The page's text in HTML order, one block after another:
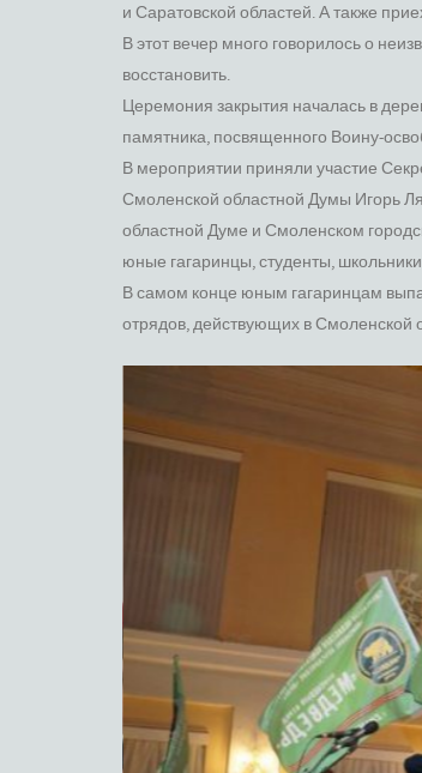
и Саратовской областей. А также
В этот вечер много говорилось о
восстановить.
Церемония закрытия началась в
памятника, посвященного Воину-
В мероприятии приняли участие
Смоленской областной Думы Игорь
областной Думе и Смоленском
юные гагаринцы, студенты,
В самом конце юным гагаринцам
отрядов, действующих в Смоленской